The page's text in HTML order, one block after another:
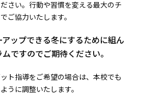
さい。行動や習慣を変える最大のチ
ご協力いたします。
ップできる冬にするために組ん
ですのでご期待ください。
ト指導をご希望の場合は、本校でも
うに調整いたします。